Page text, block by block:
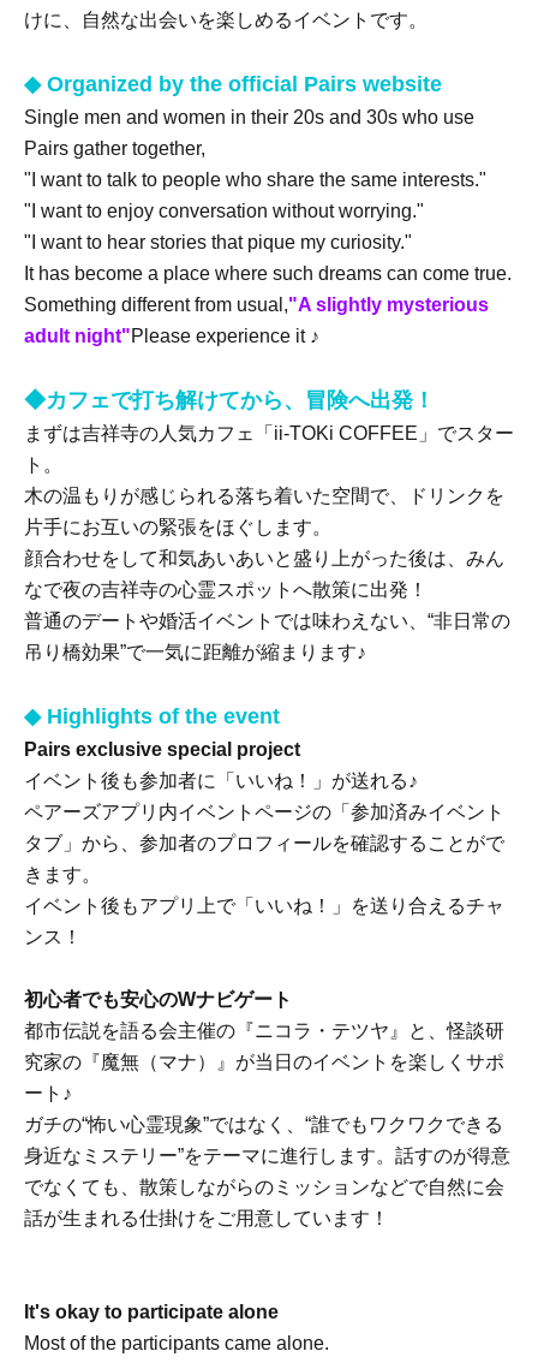
けに、自然な出会いを楽しめるイベントです。
◆ Organized by the official Pairs website
Single men and women in their 20s and 30s who use
Pairs gather together,
"I want to talk to people who share the same interests."
"I want to enjoy conversation without worrying."
"I want to hear stories that pique my curiosity."
It has become a place where such dreams can come true.
Something different from usual,"A slightly mysterious
adult night"Please experience it ♪
◆カフェで打ち解けてから、冒険へ出発！
まずは吉祥寺の人気カフェ「ii-TOKi COFFEE」でスター
ト。
木の温もりが感じられる落ち着いた空間で、ドリンクを
片手にお互いの緊張をほぐします。
顔合わせをして和気あいあいと盛り上がった後は、みん
なで夜の吉祥寺の心霊スポットへ散策に出発！
普通のデートや婚活イベントでは味わえない、“非日常の
吊り橋効果”で一気に距離が縮まります♪
◆ Highlights of the event
Pairs exclusive special project
イベント後も参加者に「いいね！」が送れる♪
ペアーズアプリ内イベントページの「参加済みイベント
タブ」から、参加者のプロフィールを確認することがで
きます。
イベント後もアプリ上で「いいね！」を送り合えるチャ
ンス！
初心者でも安心のWナビゲート
都市伝説を語る会主催の『ニコラ・テツヤ』と、怪談研
究家の『魔無（マナ）』が当日のイベントを楽しくサポ
ート♪
ガチの“怖い心霊現象”ではなく、“誰でもワクワクできる
身近なミステリー”をテーマに進行します。話すのが得意
でなくても、散策しながらのミッションなどで自然に会
話が生まれる仕掛けをご用意しています！
It's okay to participate alone
Most of the participants came alone.